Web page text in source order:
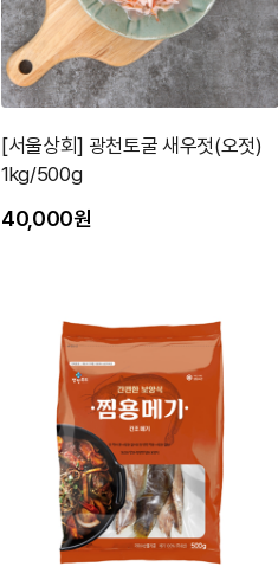
[서울상회] 광천토굴 새우젓(오젓)
1kg/500g
40,000원